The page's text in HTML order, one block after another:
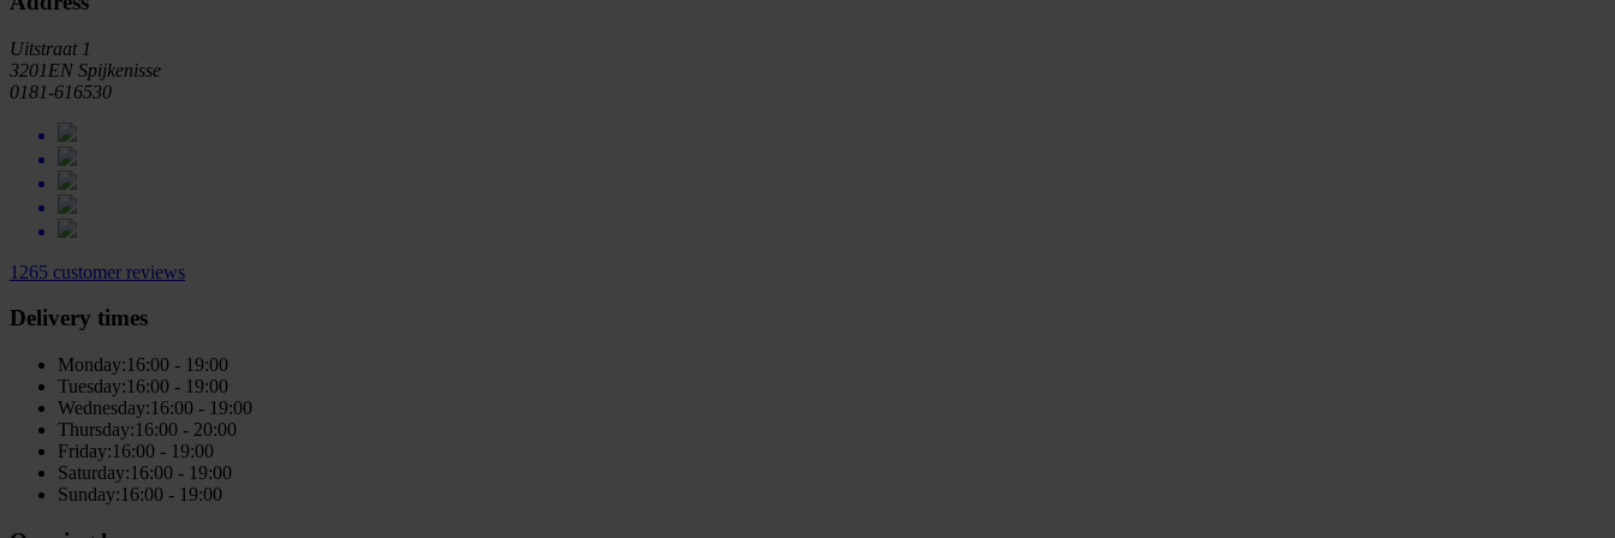
Uitstraat 1
3201EN Spijkenisse
0181-616530
1265 customer reviews
Delivery times
Monday:16:00 - 19:00
Tuesday:16:00 - 19:00
Wednesday:16:00 - 19:00
Thursday:16:00 - 20:00
Friday:16:00 - 19:00
Saturday:16:00 - 19:00
Sunday:16:00 - 19:00